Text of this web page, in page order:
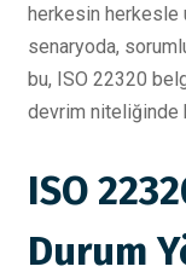
herkesin herkesle
senaryoda,
bu, ISO 22320
devrim niteliğinde
ISO
Durum